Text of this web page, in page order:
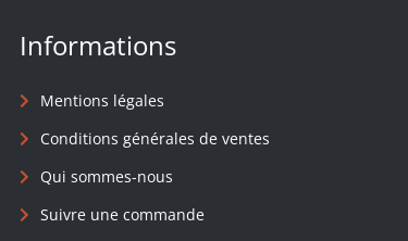
Informations
Mentions légales
Conditions générales de ventes
Qui sommes-nous
Suivre une commande